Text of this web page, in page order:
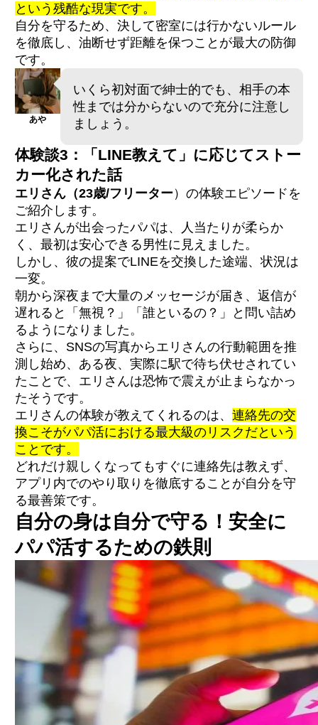
という残酷な現実です。
自分を守るため、決して密室には行かないルール
を徹底し、油断せず距離を保つことが最大の防御
です。
あや
いくら初対面で紳士的でも、相手の本
性までは分からないので充分に注意し
ましょう。
体験談3：「LINE教えて」に応じてストー
カー化された話
エリさん（23歳/フリーター）の体験エピソードを
ご紹介します。
エリさんが出会ったパパは、人当たりが柔らか
く、最初は安心できる男性に見えました。
しかし、彼の提案でLINEを交換した途端、状況は
一変。
朝から深夜まで大量のメッセージが届き、返信が
遅れると「無視？」「誰といるの？」と問い詰め
るようになりました。
さらに、SNSの写真からエリさんの行動範囲を推
測し始め、ある夜、実際に駅で待ち伏せされてい
たことで、エリさんは恐怖で震えが止まらなかっ
たそうです。
エリさんの体験が教えてくれるのは、 連絡先の交
換こそがパパ活における最大級のリスクだという
ことです。
どれだけ親しくなってもすぐに連絡先は教えず、
アプリ内でのやり取りを徹底することが自分を守
る最善策です。
自分の身は自分で守る！安全に
パパ活するための鉄則